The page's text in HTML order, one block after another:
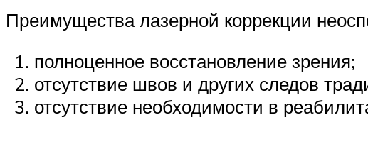
Преимущества лазерной коррекции
полноценное восстановление зрения;
отсутствие швов и других следов
отсутствие необходимости в